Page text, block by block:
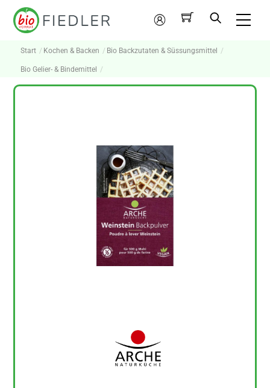
Skip
Mein
Konto
Start Kochen & Backen Bio Backzutaten & Süssungsmittel
Bio Gelier- & Bindemittel